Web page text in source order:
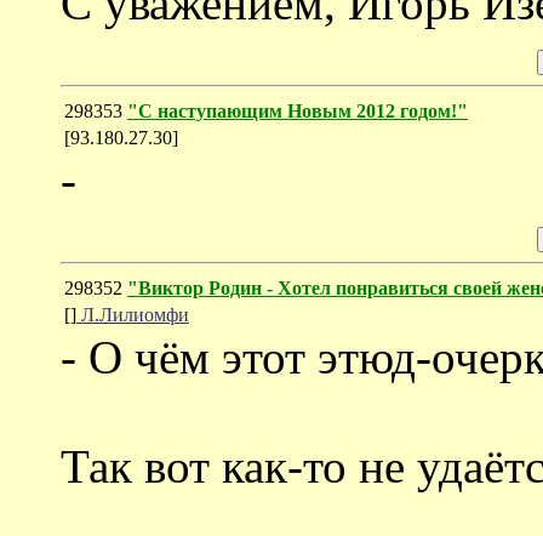
298353 "С наступающим Новым 2012 годом!"
[93.180.27.30]
-
298352 "Виктор Родин - Хотел понравиться своей
[] Л.Лилиомфи
- О чём этот этюд-
Так вот как-то не